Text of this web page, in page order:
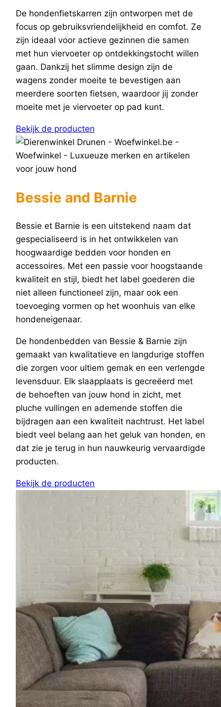
De hondenfietskarren zijn ontworpen met de
focus op gebruiksvriendelijkheid en comfot. Ze
zijn ideaal voor actieve gezinnen die samen
met hun viervoeter op ontdekkingstocht willen
gaan. Dankzij het slimme design zijn de
wagens zonder moeite te bevestigen aan
meerdere soorten fietsen, waardoor jij zonder
moeite met je viervoeter op pad kunt.
Bekijk de producten
Bessie and Barnie
Bessie et Barnie is een uitstekend naam dat
gespecialiseerd is in het ontwikkelen van
hoogwaardige bedden voor honden en
accessoires. Met een passie voor hoogstaande
kwaliteit en stijl, biedt het label goederen die
niet alleen functioneel zijn, maar ook een
toevoeging vormen op het woonhuis van elke
hondeneigenaar.
De hondenbedden van Bessie & Barnie zijn
gemaakt van kwalitatieve en langdurige stoffen
die zorgen voor ultiem gemak en een verlengde
levensduur. Elk slaapplaats is gecreëerd met
de behoeften van jouw hond in zicht, met
pluche vullingen en ademende stoffen die
bijdragen aan een kwaliteit nachtrust. Het label
biedt veel belang aan het geluk van honden, en
dat zie je terug in hun nauwkeurig vervaardigde
producten.
Bekijk de producten